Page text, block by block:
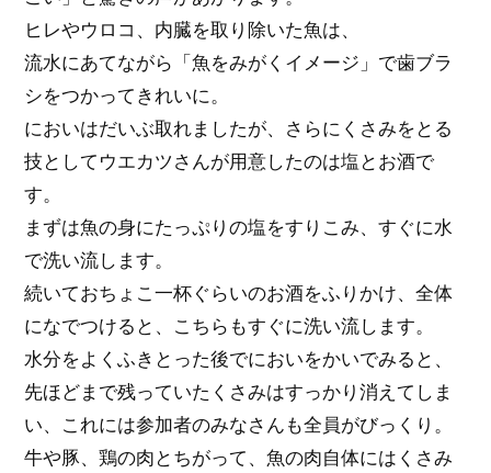
ヒレやウロコ、内臓を取り除いた魚は、
流水にあてながら「魚をみがくイメージ」で歯ブラ
シをつかってきれいに。
においはだいぶ取れましたが、さらにくさみをとる
技としてウエカツさんが用意したのは塩とお酒で
す。
まずは魚の身にたっぷりの塩をすりこみ、すぐに水
で洗い流します。
続いておちょこ一杯ぐらいのお酒をふりかけ、全体
になでつけると、こちらもすぐに洗い流します。
水分をよくふきとった後でにおいをかいでみると、
先ほどまで残っていたくさみはすっかり消えてしま
い、これには参加者のみなさんも全員がびっくり。
牛や豚、鶏の肉とちがって、魚の肉自体にはくさみ